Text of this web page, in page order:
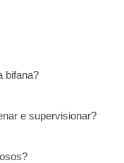
bifana?
e supervisionar?